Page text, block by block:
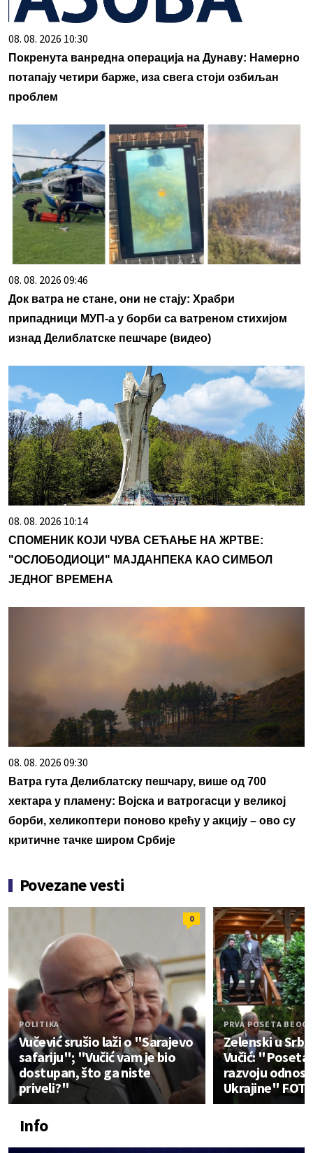
08. 08. 2026 10:30
Покренута ванредна операција на Дунаву: Намерно
потапају четири барже, иза свега стоји озбиљан
проблем
08. 08. 2026 09:46
Док ватра не стане, они не стају: Храбри
припадници МУП-а у борби са ватреном стихијом
изнад Делиблатске пешчаре (видео)
08. 08. 2026 10:14
СПОМЕНИК КОЈИ ЧУВА СЕЋАЊЕ НА ЖРТВЕ:
"ОСЛОБОДИОЦИ" МАЈДАНПЕКА КАО СИМБОЛ
ЈЕДНОГ ВРЕМЕНА
08. 08. 2026 09:30
Ватра гута Делиблатску пешчару, више од 700
хектара у пламену: Војска и ватрогасци у великој
борби, хеликоптери поново крећу у акцију – ово су
критичне тачке широм Србије
Povezane vesti
0
POLITIKA
Vučević srušio laži o "Sarajevo
safariju"; "Vučić vam je bio
dostupan, što ga niste
priveli?"
PRVA POSETA
Zelenski u
Vučić:
razvoju
Ukrajine"
Info